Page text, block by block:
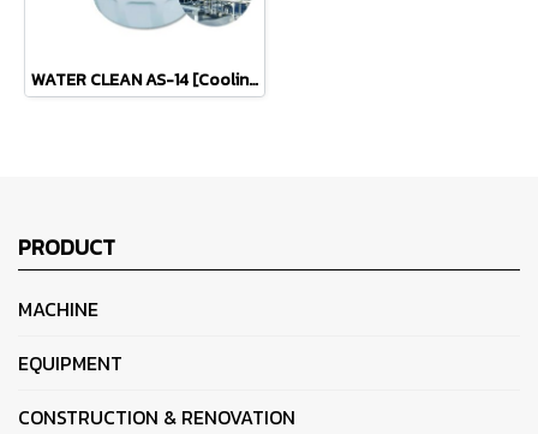
WATER CLEAN AS-14 [Cooling Tower Agent]
PRODUCT
MACHINE
EQUIPMENT
CONSTRUCTION & RENOVATION